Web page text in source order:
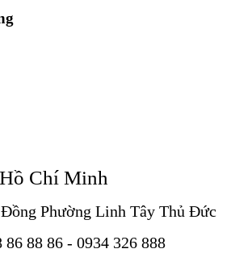
Chí Minh
Đồng Phường Linh Tây Thủ Đức
88 86 - 0934 326 888